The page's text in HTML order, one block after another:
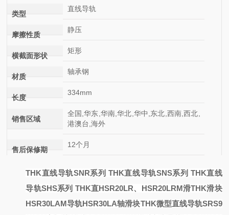
类型
直线导轨
摩擦性质
静压
横截面形状
矩形
材质
轴承钢
长度
334mm
销售区域
全国,华东,华南,华北,华中,东北,西南,西北,
港澳台,海外
售后保修期
12个月
THK直线导轨SNR系列 THK直线导轨SNS系列 THK直线
导轨SHS系列 THK直HSR20LR、HSR20LRM滑THK滑块
HSR30LAM导轨HSR30LA轴滑块THK微型直线导轨SRS9